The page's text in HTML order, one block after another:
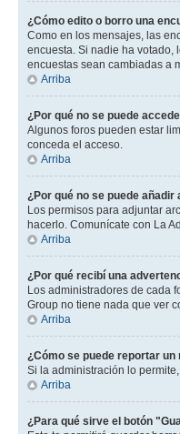
¿Cómo edito o borro una
Como en los mensajes, las
encuesta. Si nadie ha votado,
encuestas sean cambiadas a
Arriba
¿Por qué no se puede
Algunos foros pueden estar
conceda el acceso.
Arriba
¿Por qué no se puede
Los permisos para adjuntar
hacerlo. Comunícate con La
Arriba
¿Por qué recibí una
Los administradores de cada
Group no tiene nada que ver
Arriba
¿Cómo se puede reportar
Si la administración lo
Arriba
¿Para qué sirve el botón